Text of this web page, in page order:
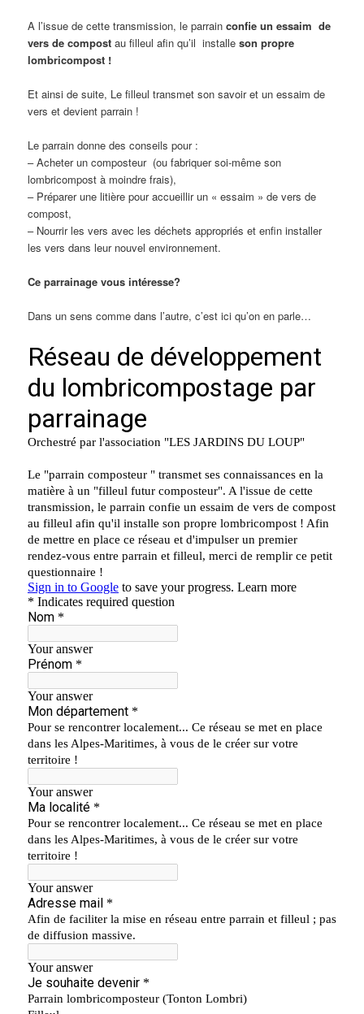
A l’issue de cette transmission, le parrainconfie un essaim de
vers de compost au filleul afin qu’il installeson propre
lombricompost !
Et ainsi de suite, Le filleul transmet son savoir et un essaim de
vers et devient parrain !
Le parrain donne des conseils pour :
– Acheter un composteur (ou fabriquer soi-même son
lombricompost à moindre frais),
– Préparer une litière pour accueillir un « essaim » de vers de
compost,
– Nourrir les vers avec les déchets appropriés et enfin installer
les vers dans leur nouvel environnement.
Ce parrainage vous intéresse?
Dans un sens comme dans l’autre, c’est ici qu’on en parle…